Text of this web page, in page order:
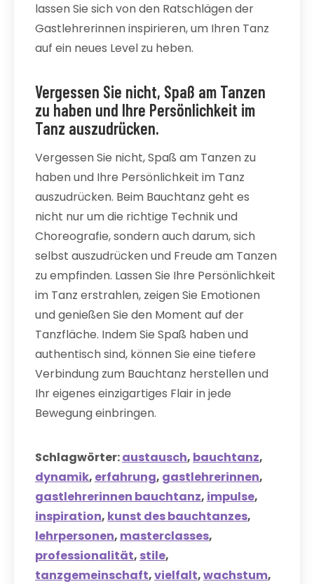
lassen Sie sich von den Ratschlägen der
Gastlehrerinnen inspirieren, um Ihren Tanz
auf ein neues Level zu heben.
Vergessen Sie nicht, Spaß am Tanzen
zu haben und Ihre Persönlichkeit im
Tanz auszudrücken.
Vergessen Sie nicht, Spaß am Tanzen zu
haben und Ihre Persönlichkeit im Tanz
auszudrücken. Beim Bauchtanz geht es
nicht nur um die richtige Technik und
Choreografie, sondern auch darum, sich
selbst auszudrücken und Freude am Tanzen
zu empfinden. Lassen Sie Ihre Persönlichkeit
im Tanz erstrahlen, zeigen Sie Emotionen
und genießen Sie den Moment auf der
Tanzfläche. Indem Sie Spaß haben und
authentisch sind, können Sie eine tiefere
Verbindung zum Bauchtanz herstellen und
Ihr eigenes einzigartiges Flair in jede
Bewegung einbringen.
Schlagwörter:austausch, bauchtanz,
dynamik, erfahrung, gastlehrerinnen,
gastlehrerinnen bauchtanz, impulse,
inspiration, kunst des bauchtanzes,
lehrpersonen, masterclasses,
professionalität, stile,
tanzgemeinschaft,vielfalt,wachstum,